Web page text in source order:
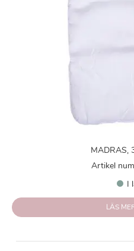
MADRAS,
Artikel
I
LÄS